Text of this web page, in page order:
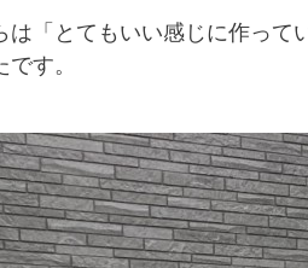
は「とてもいい感じに作って
す。